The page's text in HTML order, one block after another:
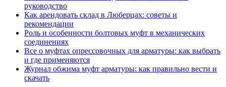
руководство
Как арендовать склад в Люберцах: советы и
рекомендации
Роль и особенности болтовых муфт в механических
соединениях
Все о муфтах опрессовочных для арматуры: как выбрать
и где применяются
Журнал обжима муфт арматуры: как правильно вести и
скачать